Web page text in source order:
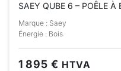
SAEY QUBE 6 – POÊLE À
Marque : Saey
Énergie : Bois
1 895 € HTVA